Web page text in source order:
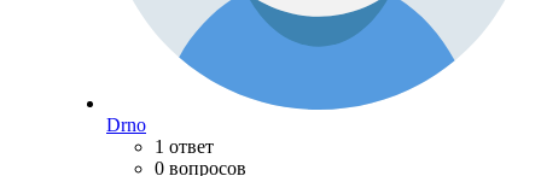
Drno
1 ответ
0 вопросов